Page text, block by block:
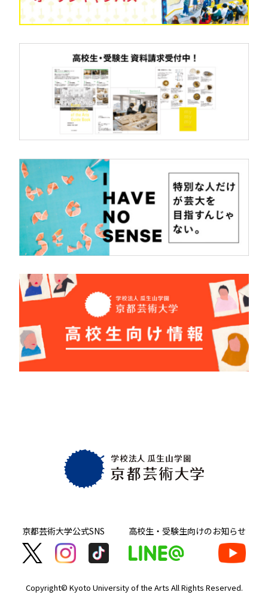
京都芸術大学公式SNS 高校生・受験生向けのお知らせ
Copyright© Kyoto University of the Arts All Rights Reserved.